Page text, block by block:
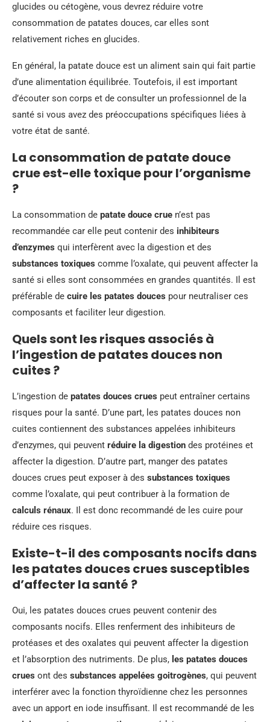
glucides ou cétogène, vous devrez réduire votre
consommation de patates douces, car elles sont
relativement riches en glucides.
En général, la patate douce est un aliment sain qui fait partie
d’une alimentation équilibrée. Toutefois, il est important
d’écouter son corps et de consulter un professionnel de la
santé si vous avez des préoccupations spécifiques liées à
votre état de santé.
La consommation de patate douce
crue est-elle toxique pour l’organisme
?
La consommation de patate douce crue n’est pas
recommandée car elle peut contenir des inhibiteurs
d’enzymes qui interfèrent avec la digestion et des
substances toxiques comme l’oxalate, qui peuvent affecter la
santé si elles sont consommées en grandes quantités. Il est
préférable de cuire les patates douces pour neutraliser ces
composants et faciliter leur digestion.
Quels sont les risques associés à
l’ingestion de patates douces non
cuites ?
L’ingestion de patates douces crues peut entraîner certains
risques pour la santé. D’une part, les patates douces non
cuites contiennent des substances appelées inhibiteurs
d’enzymes, qui peuvent réduire la digestion des protéines et
affecter la digestion. D’autre part, manger des patates
douces crues peut exposer à des substances toxiques
comme l’oxalate, qui peut contribuer à la formation de
calculs rénaux. Il est donc recommandé de les cuire pour
réduire ces risques.
Existe-t-il des composants nocifs dans
les patates douces crues susceptibles
d’affecter la santé ?
Oui, les patates douces crues peuvent contenir des
composants nocifs. Elles renferment des inhibiteurs de
protéases et des oxalates qui peuvent affecter la digestion
et l’absorption des nutriments. De plus, les patates douces
crues ont des substances appelées goitrogènes, qui peuvent
interférer avec la fonction thyroïdienne chez les personnes
avec un apport en iode insuffisant. Il est recommandé de les